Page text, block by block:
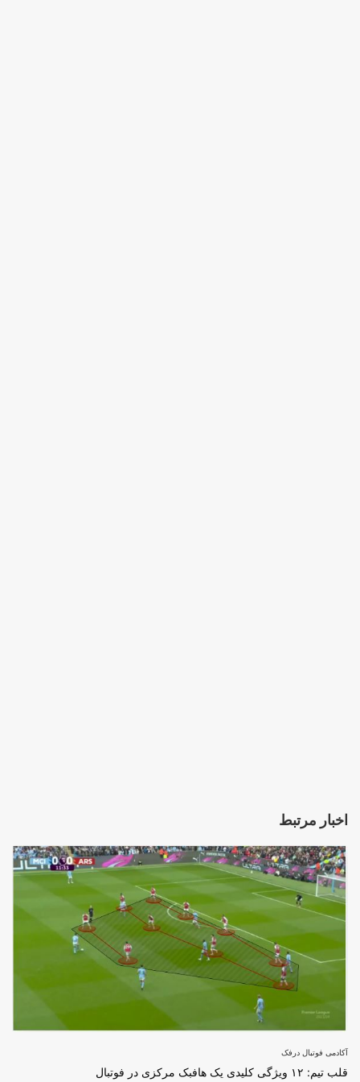
اخبار مرتبط
آکادمی فوتبال درفک
قلب تیم: ۱۲ ویژگی کلیدی یک هافبک مرکزی در فوتبال
برای ثبت نام در باشگاه و مدرسه فوتبال درفک البرز تماس بگیرید09193631098